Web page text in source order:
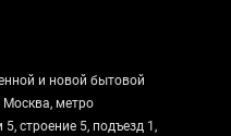
и новой бытовой
Москва, метро
строение 5, подъезд 1,